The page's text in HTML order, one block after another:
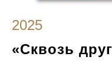
2025
«Сквозь